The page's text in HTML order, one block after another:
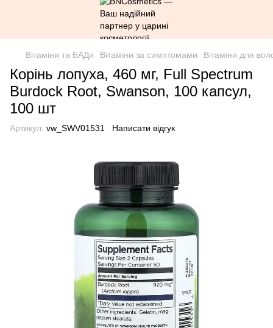
Вітаміни та БАДи Вітаміни за симптомами Вітаміни для
Корінь лопуха, 460 мг, Full Spectrum
Burdock Root, Swanson, 100 капсул,
100 шт
Артикул: vw_SWV01531 Написати відгук